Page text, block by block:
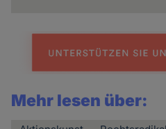
Mehr lesen über: